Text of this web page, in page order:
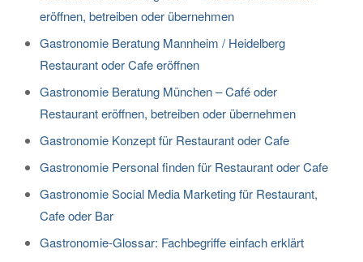
eröffnen, betreiben oder übernehmen
Gastronomie Beratung Mannheim / Heidelberg
Restaurant oder Cafe eröffnen
Gastronomie Beratung München – Café oder
Restaurant eröffnen, betreiben oder übernehmen
Gastronomie Konzept für Restaurant oder Cafe
Gastronomie Personal finden für Restaurant oder Cafe
Gastronomie Social Media Marketing für Restaurant,
Cafe oder Bar
Gastronomie-Glossar: Fachbegriffe einfach erklärt